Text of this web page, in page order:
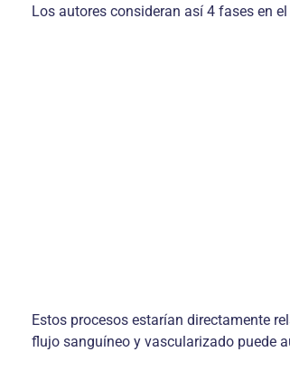
Los autores consideran así 4 fases en
Estos procesos estarían directamente
flujo sanguíneo y vascularizado puede